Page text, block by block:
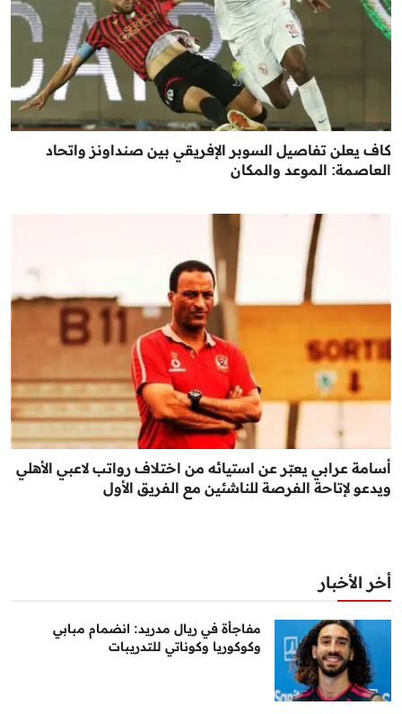
كاف يعلن تفاصيل السوبر الإفريقي بين صنداونز واتحاد
العاصمة: الموعد والمكان
أسامة عرابي يعبّر عن استيائه من اختلاف رواتب لاعبي الأهلي
ويدعو لإتاحة الفرصة للناشئين مع الفريق الأول
أخر الأخبار
مفاجأة في ريال مدريد: انضمام مبابي
وكوكوريا وكوناتي للتدريبات